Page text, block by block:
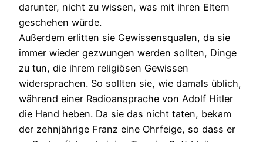
darunter, nicht zu wissen, was mit ihren Eltern
geschehen würde.
Außerdem erlitten sie Gewissensqualen, da sie
immer wieder gezwungen werden sollten, Dinge
zu tun, die ihrem religiösen Gewissen
widersprachen. So sollten sie, wie damals üblich,
während einer Radioansprache von Adolf Hitler
die Hand heben. Da sie das nicht taten, bekam
der zehnjährige Franz eine Ohrfeige, so dass er